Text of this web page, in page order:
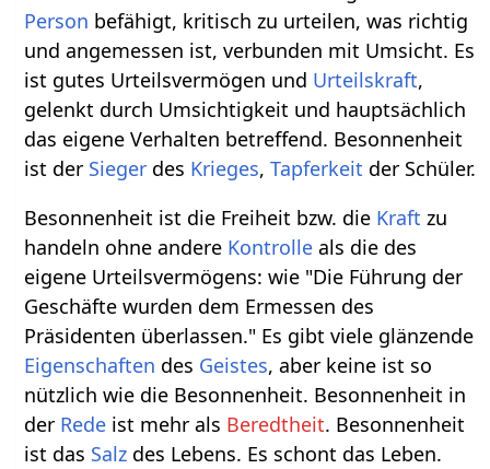
Person befähigt, kritisch zu urteilen, was richtig
und angemessen ist, verbunden mit Umsicht. Es
ist gutes Urteilsvermögen und Urteilskraft,
gelenkt durch Umsichtigkeit und hauptsächlich
das eigene Verhalten betreffend. Besonnenheit
ist der Sieger des Krieges,Tapferkeit der Schüler.
Besonnenheit ist die Freiheit bzw. die Kraft zu
handeln ohne andere Kontrolle als die des
eigene Urteilsvermögens: wie "Die Führung der
Geschäfte wurden dem Ermessen des
Präsidenten überlassen." Es gibt viele glänzende
Eigenschaften des Geistes, aber keine ist so
nützlich wie die Besonnenheit. Besonnenheit in
der Rede ist mehr als Beredtheit. Besonnenheit
ist das Salz des Lebens. Es schont das Leben.